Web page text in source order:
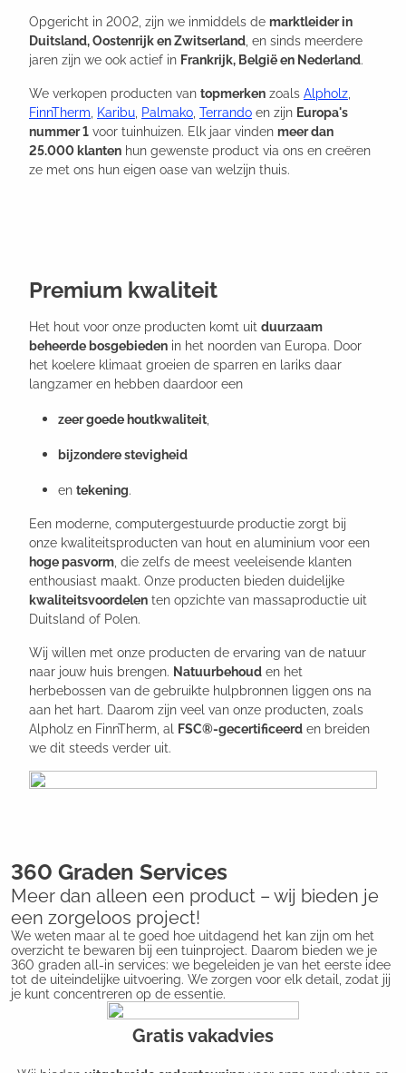
Opgericht in 2002, zijn we inmiddels de marktleider in
Duitsland, Oostenrijk en Zwitserland, en sinds meerdere
jaren zijn we ook actief in Frankrijk, België en Nederland.
We verkopen producten van topmerken zoals Alpholz,
FinnTherm, Karibu, Palmako, Terrando en zijn Europa's
nummer 1 voor tuinhuizen. Elk jaar vinden meer dan
25.000 klanten hun gewenste product via ons en creëren
ze met ons hun eigen oase van welzijn thuis.
Premium kwaliteit
Het hout voor onze producten komt uit duurzaam
beheerde bosgebieden in het noorden van Europa. Door
het koelere klimaat groeien de sparren en lariks daar
langzamer en hebben daardoor een
zeer goede houtkwaliteit,
bijzondere stevigheid
en tekening.
Een moderne, computergestuurde productie zorgt bij
onze kwaliteitsproducten van hout en aluminium voor een
hoge pasvorm, die zelfs de meest veeleisende klanten
enthousiast maakt. Onze producten bieden duidelijke
kwaliteitsvoordelen ten opzichte van massaproductie uit
Duitsland of Polen.
Wij willen met onze producten de ervaring van de natuur
naar jouw huis brengen. Natuurbehoud en het
herbebossen van de gebruikte hulpbronnen liggen ons na
aan het hart. Daarom zijn veel van onze producten, zoals
Alpholz en FinnTherm, al FSC®-gecertificeerd en breiden
we dit steeds verder uit.
360 Graden Services
Meer dan alleen een product – wij bieden je
een zorgeloos project!
We weten maar al te goed hoe uitdagend het kan zijn om het
overzicht te bewaren bij een tuinproject. Daarom bieden we je
360 graden all-in services: we begeleiden je van het eerste idee
tot de uiteindelijke uitvoering. We zorgen voor elk detail, zodat jij
je kunt concentreren op de essentie.
Gratis vakadvies